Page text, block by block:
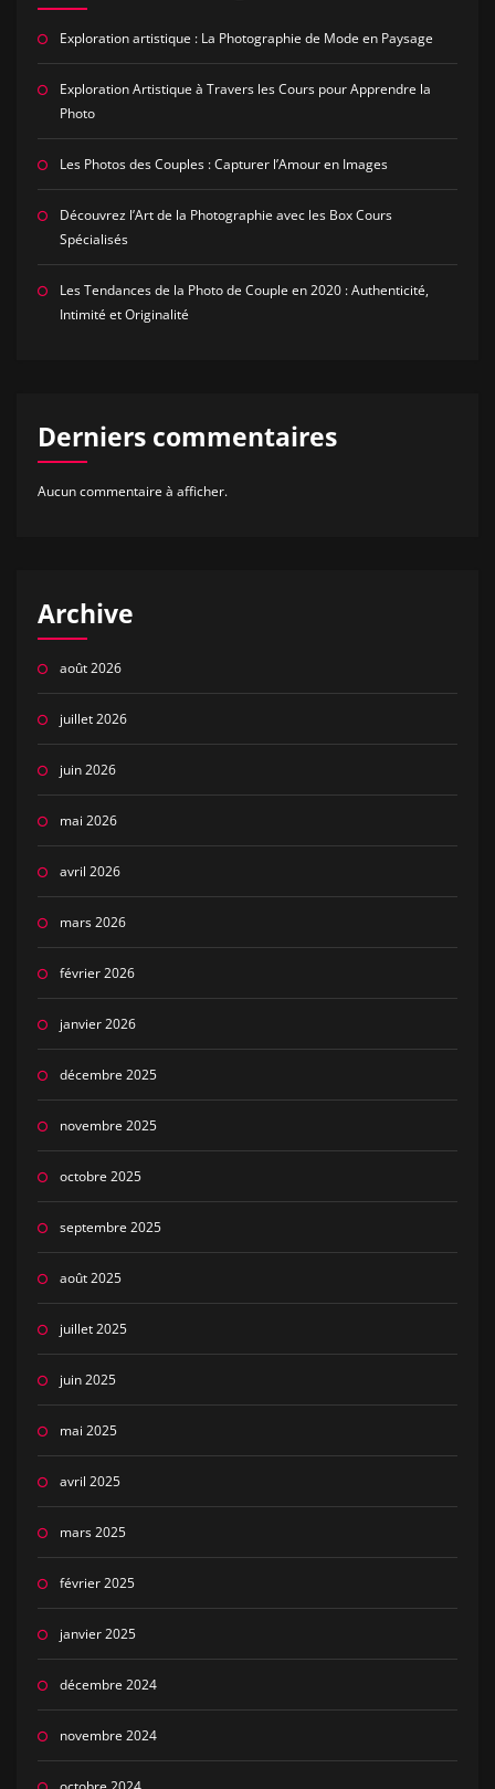
Exploration artistique : La Photographie de Mode en Paysage
Exploration Artistique à Travers les Cours pour Apprendre la
Photo
Les Photos des Couples : Capturer l’Amour en Images
Découvrez l’Art de la Photographie avec les Box Cours
Spécialisés
Les Tendances de la Photo de Couple en 2020 : Authenticité,
Intimité et Originalité
Derniers commentaires
Aucun commentaire à afficher.
Archive
août 2026
juillet 2026
juin 2026
mai 2026
avril 2026
mars 2026
février 2026
janvier 2026
décembre 2025
novembre 2025
octobre 2025
septembre 2025
août 2025
juillet 2025
juin 2025
mai 2025
avril 2025
mars 2025
février 2025
janvier 2025
décembre 2024
novembre 2024